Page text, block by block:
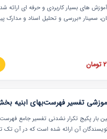
های بسیار کاربردی و حرفه‏ ای ارائه
سمینار «بررسی و تحلیل اسناد و مدارک
این خصوص ارائه شده است.
تفسیر فهرست‌بهای ابنیه
بار پکیج تکرار نشدنی تفسیر جامع فهرست
نویسندگان آن ارائه شده است که در آن